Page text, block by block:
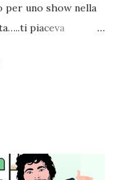
per uno show nella
piaceva
quindi godevi
di una